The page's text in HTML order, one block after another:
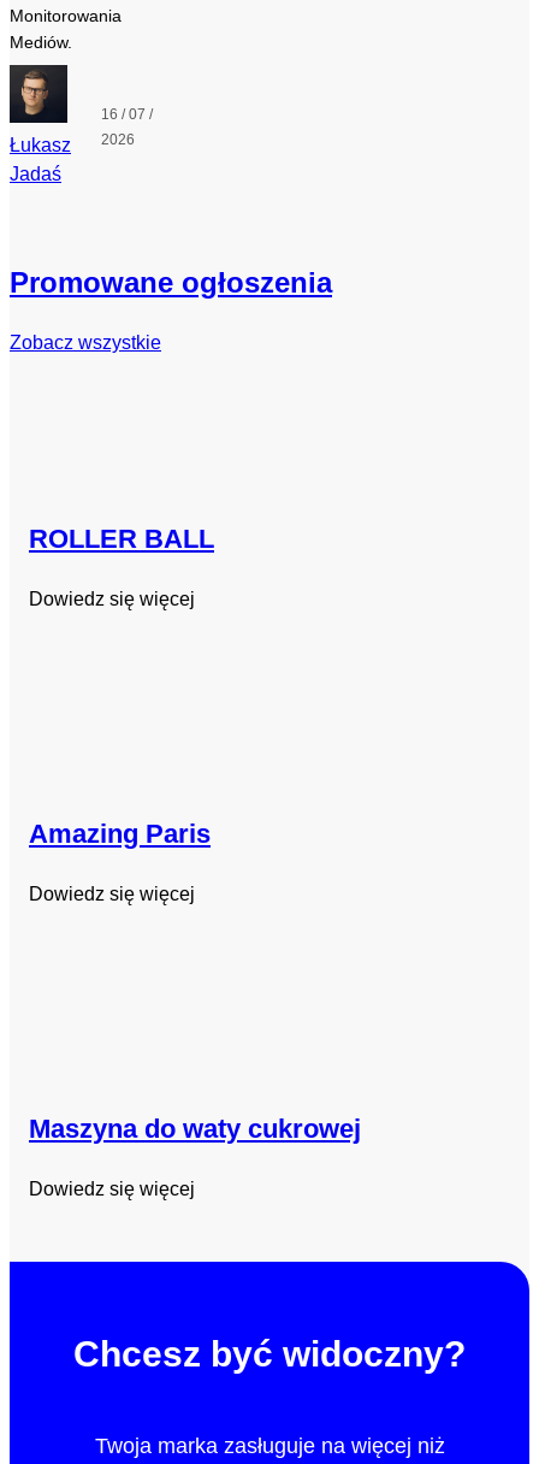
Monitorowania
Mediów.
Łukasz
Jadaś
16 / 07 /
2026
Promowane ogłoszenia
Zobacz wszystkie
ROLLER BALL
Dowiedz się więcej
Amazing Paris
Dowiedz się więcej
Maszyna do waty cukrowej
Dowiedz się więcej
Chcesz być widoczny?
Twoja marka zasługuje na więcej niż